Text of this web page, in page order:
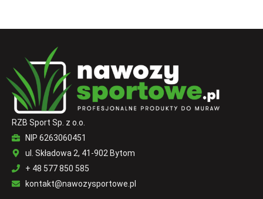
RZB Sport Sp. z o.o.
NIP 6263060451
ul. Składowa 2, 41-902 Bytom
+ 48 577 850 585
kontakt@nawozysportowe.pl